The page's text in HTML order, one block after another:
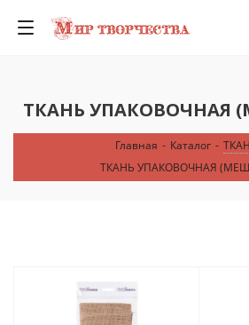
ТКАНЬ УПАКОВОЧНАЯ
Главная - Каталог -
ТКАНЬ УПАКОВОЧНАЯ